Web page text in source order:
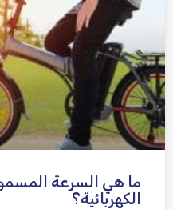
ما هي السرعة
الكهربائية؟